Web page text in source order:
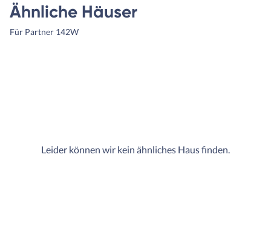
Ähnliche Häuser
Für Partner 142W
Leider können wir kein ähnliches Haus finden.